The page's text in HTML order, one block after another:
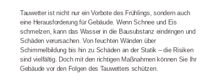
Tauwetter ist nicht nur ein Vorbote des Frühlings, sondern auch
eine Herausforderung für Gebäude. Wenn Schnee und Eis
schmelzen, kann das Wasser in die Bausubstanz eindringen und
Schäden verursachen. Von feuchten Wänden über
Schimmelbildung bis hin zu Schäden an der Statik – die Risiken
sind vielfältig. Doch mit den richtigen Maßnahmen können Sie Ihr
Gebäude vor den Folgen des Tauwetters schützen.